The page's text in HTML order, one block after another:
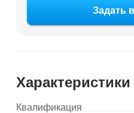
Задать
Характеристики
Квалификация